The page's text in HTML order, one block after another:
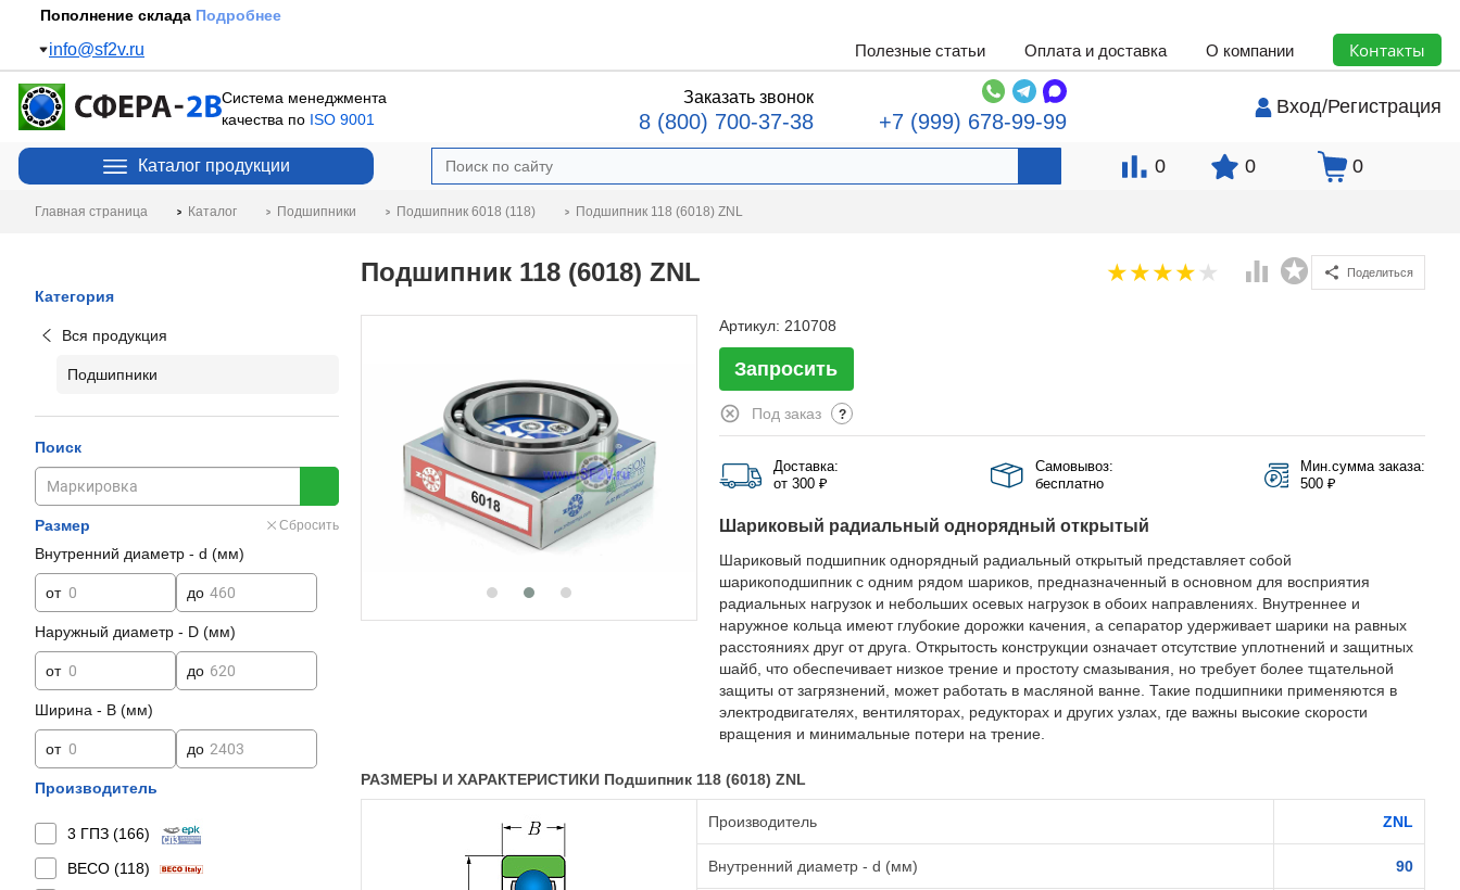
Пополнение склада Подробнее
info@sf2v.ru Полезные статьи Оплата и доставка О компании Контакты
Система менеджмента
качества по ISO 9001
Заказать звонок
8 (800) 700-37-38 +7 (999) 678-99-99
Вход/Регистрация
Каталог продукции 0 0 0
Главная страница Каталог Подшипники Подшипник 6018 (118) Подшипник 118 (6018) ZNL
Категория
Вся продукция
Подшипники
Поиск
Размер Сбросить
Внутренний диаметр - d (мм)
от до
Наружный диаметр - D (мм)
от до
Ширина - B (мм)
от до
Производитель
3 ГПЗ (166)
BECO (118)
Подшипник 118 (6018) ZNL Поделиться
Артикул: 210708
Запросить
Под заказ ?
Доставка:
от 300 ₽
Самовывоз:
бесплатно
Мин.сумма заказа:
500 ₽
Шариковый радиальный однорядный открытый
Шариковый подшипник однорядный радиальный открытый представляет собой
шарикоподшипник с одним рядом шариков, предназначенный в основном для восприятия
радиальных нагрузок и небольших осевых нагрузок в обоих направлениях. Внутреннее и
наружное кольца имеют глубокие дорожки качения, а сепаратор удерживает шарики на равных
расстояниях друг от друга. Открытость конструкции означает отсутствие уплотнений и защитных
шайб, что обеспечивает низкое трение и простоту смазывания, но требует более тщательной
защиты от загрязнений, может работать в масляной ванне. Такие подшипники применяются в
электродвигателях, вентиляторах, редукторах и других узлах, где важны высокие скорости
вращения и минимальные потери на трение.
РАЗМЕРЫ И ХАРАКТЕРИСТИКИ Подшипник 118 (6018) ZNL
Производитель ZNL
Внутренний диаметр - d (мм) 90